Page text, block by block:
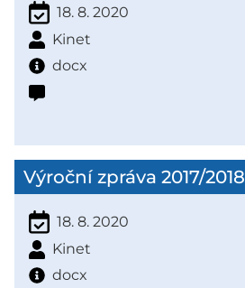
18. 8. 2020
Kinet
docx
Výroční zpráva 2017/2018
18. 8. 2020
Kinet
docx